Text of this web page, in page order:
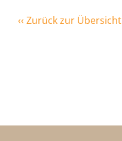
‹‹ Zurück zur Übersicht